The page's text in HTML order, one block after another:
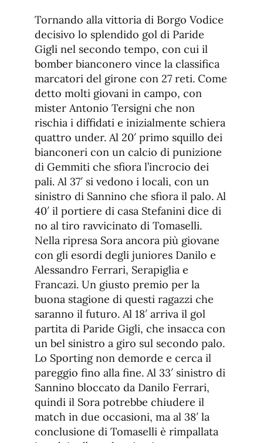
Tornando alla vittoria di Borgo Vodice
decisivo lo splendido gol di Paride
Gigli nel secondo tempo, con cui il
bomber bianconero vince la classifica
marcatori del girone con 27 reti. Come
detto molti giovani in campo, con
mister Antonio Tersigni che non
rischia i diffidati e inizialmente schiera
quattro under. Al 20′ primo squillo dei
bianconeri con un calcio di punizione
di Gemmiti che sfiora l’incrocio dei
pali. Al 37′ si vedono i locali, con un
sinistro di Sannino che sfiora il palo. Al
40′ il portiere di casa Stefanini dice di
no al tiro ravvicinato di Tomaselli.
Nella ripresa Sora ancora più giovane
con gli esordi degli juniores Danilo e
Alessandro Ferrari, Serapiglia e
Francazi. Un giusto premio per la
buona stagione di questi ragazzi che
saranno il futuro. Al 18′ arriva il gol
partita di Paride Gigli, che insacca con
un bel sinistro a giro sul secondo palo.
Lo Sporting non demorde e cerca il
pareggio fino alla fine. Al 33′ sinistro di
Sannino bloccato da Danilo Ferrari,
quindi il Sora potrebbe chiudere il
match in due occasioni, ma al 38′ la
conclusione di Tomaselli è rimpallata